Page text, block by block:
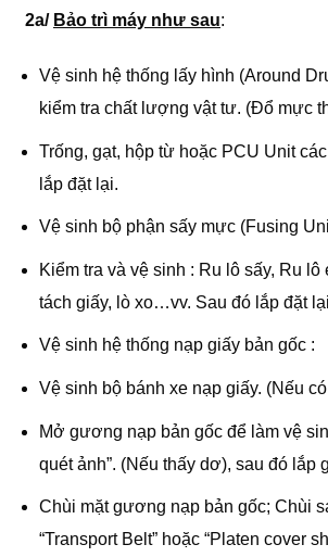
2a/ Bảo trì máy như sau:
Vệ sinh hệ thống lấy hình (Around
kiểm tra chất lượng vật tư. (Đổ mực
Trống, gạt, hộp từ hoặc PCU Unit các
lắp đặt lại.
Vệ sinh bộ phận sấy mực (Fusing
Kiểm tra và vệ sinh : Ru lô sấy, Ru lô
tách giấy, lò xo…vv. Sau đó lắp đặt
Vệ sinh hệ thống nạp giấy bản gốc :
Vệ sinh bộ bánh xe nạp giấy. (Nếu
Mở gương nạp bản gốc để làm vệ
quét ảnh”. (Nếu thấy dơ), sau đó lắp
Chùi mặt gương nạp bản gốc; Chùi
“Transport Belt” hoặc “Platen cover